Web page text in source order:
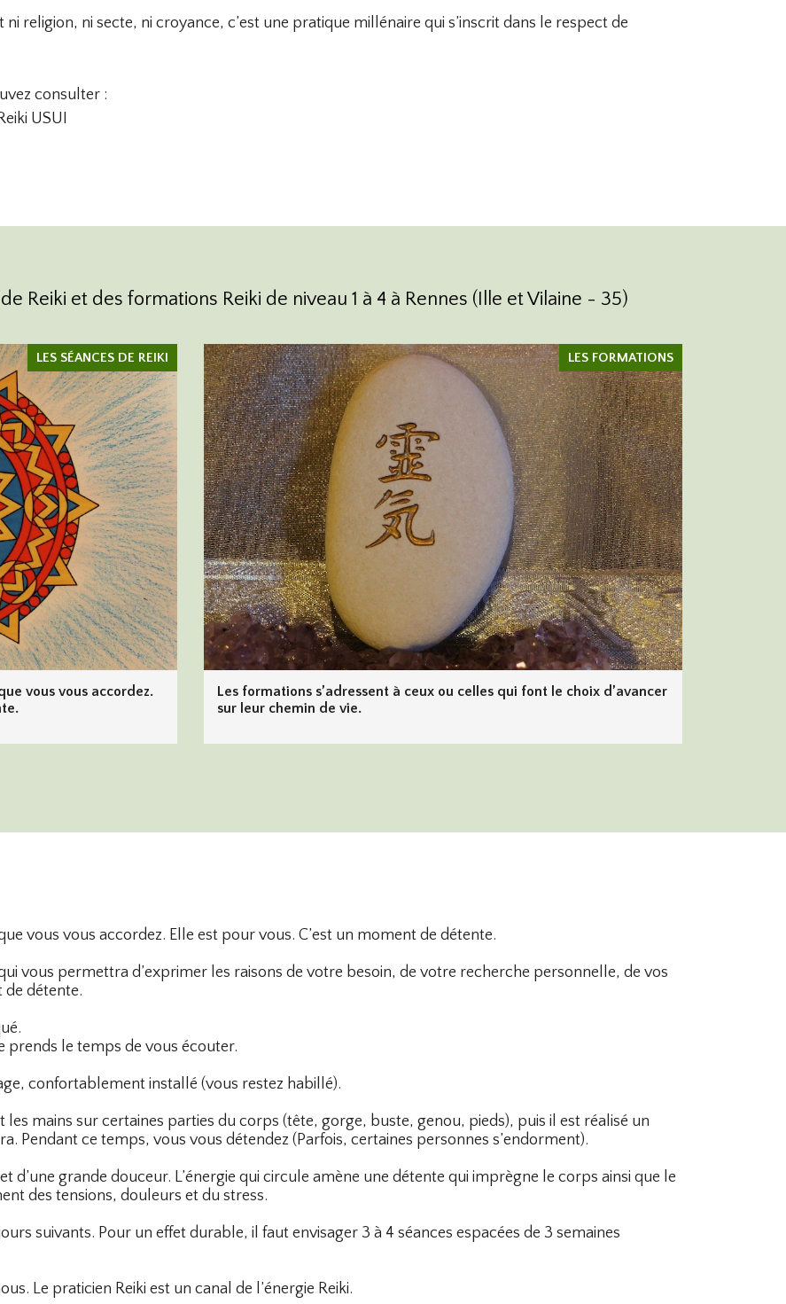
religion, ni secte, ni croyance, c’est une pratique millénaire qui s’inscrit dans le respect de
consulter :
USUI
Reiki et des formations Reiki de niveau 1 à 4 à Rennes (Ille et Vilaine - 35)
LES SÉANCES DE REIKI
vous vous accordez.
LES FORMATIONS
Les formations s’adressent à ceux ou celles qui font le choix d’avancer
sur leur chemin de vie.
vous vous accordez. Elle est pour vous. C’est un moment de détente.
vous permettra d’exprimer les raisons de votre besoin, de votre recherche personnelle, de vos
détente.
prends le temps de vous écouter.
confortablement installé (vous restez habillé).
les mains sur certaines parties du corps (tête, gorge, buste, genou, pieds), puis il est réalisé un
Pendant ce temps, vous vous détendez (Parfois, certaines personnes s’endorment).
grande douceur. L’énergie qui circule amène une détente qui imprègne le corps ainsi que le
des tensions, douleurs et du stress.
suivants. Pour un effet durable, il faut envisager 3 à 4 séances espacées de 3 semaines
Le praticien Reiki est un canal de l’énergie Reiki.